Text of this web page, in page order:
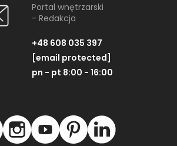
Portal wnętrzarski
- Redakcja
+48 608 035 397
[email protected]
pn - pt 8:00 - 16:00